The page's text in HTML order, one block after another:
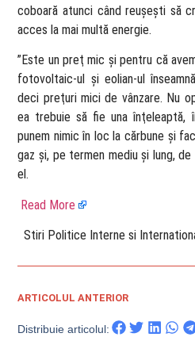
coboară atunci când reuşeşti să
acces la mai multă energie.
”Este un preţ mic şi pentru că
fotovoltaic-ul şi eolian-ul
deci preţuri mici de vânzare. Nu
ea trebuie să fie una înţeleaptă,
punem nimic în loc la cărbune şi
gaz şi, pe termen mediu şi lung, de
el.
Read More
Stiri Politice Interne si
ARTICOLUL ANTERIOR
Distribuie articolul: